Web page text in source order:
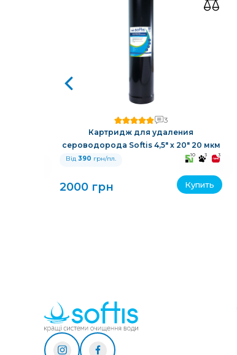
3
Картридж для удаления
сероводорода Softis 4,5" х 20" 20 мкм
Від 390 грн/пл. 10 3 3
2000 грн Купить